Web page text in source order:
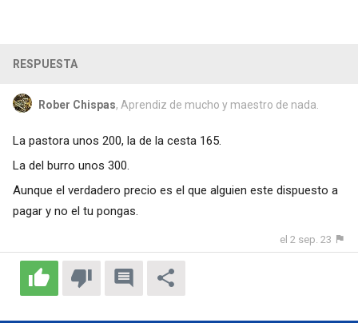
RESPUESTA
Rober Chispas, Aprendiz de mucho y maestro de nada.
La pastora unos 200, la de la cesta 165.
La del burro unos 300.
Aunque el verdadero precio es el que alguien este dispuesto a
pagar y no el tu pongas.
el 2 sep. 23